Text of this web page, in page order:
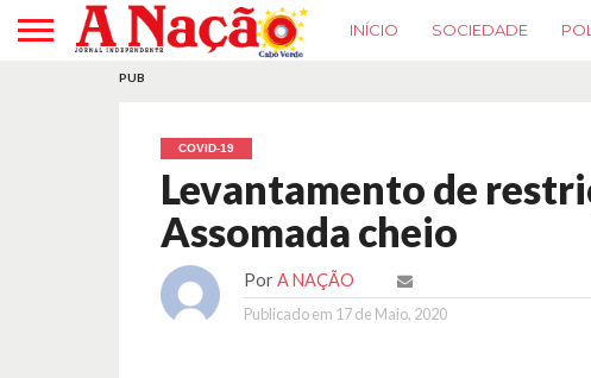
INÍCIO SOCIEDADE
PUB
COVID-19
Levantamento de
Assomada cheio
Por A NAÇÃO
Publicado em 17 de Maio, 2020